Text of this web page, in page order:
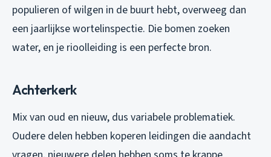
populieren of wilgen in de buurt hebt, overweeg dan
een jaarlijkse wortelinspectie. Die bomen zoeken
water, en je rioolleiding is een perfecte bron.
Achterkerk
Mix van oud en nieuw, dus variabele problematiek.
Oudere delen hebben koperen leidingen die aandacht